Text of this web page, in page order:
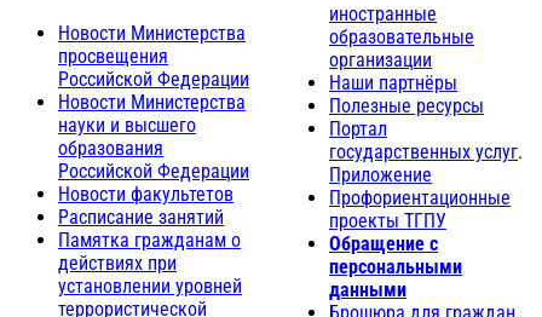
Новости Министерства
просвещения
Российской Федерации
Новости Министерства
науки и высшего
образования
Российской Федерации
Новости факультетов
Расписание занятий
Памятка гражданам о
действиях при
установлении уровней
террористической
иностранные
образовательные
организации
Наши партнёры
Полезные ресурсы
Портал
государственных услуг.
Приложение
Профориентационные
проекты ТГПУ
Обращение с
персональными
данными
Брошюра для граждан,